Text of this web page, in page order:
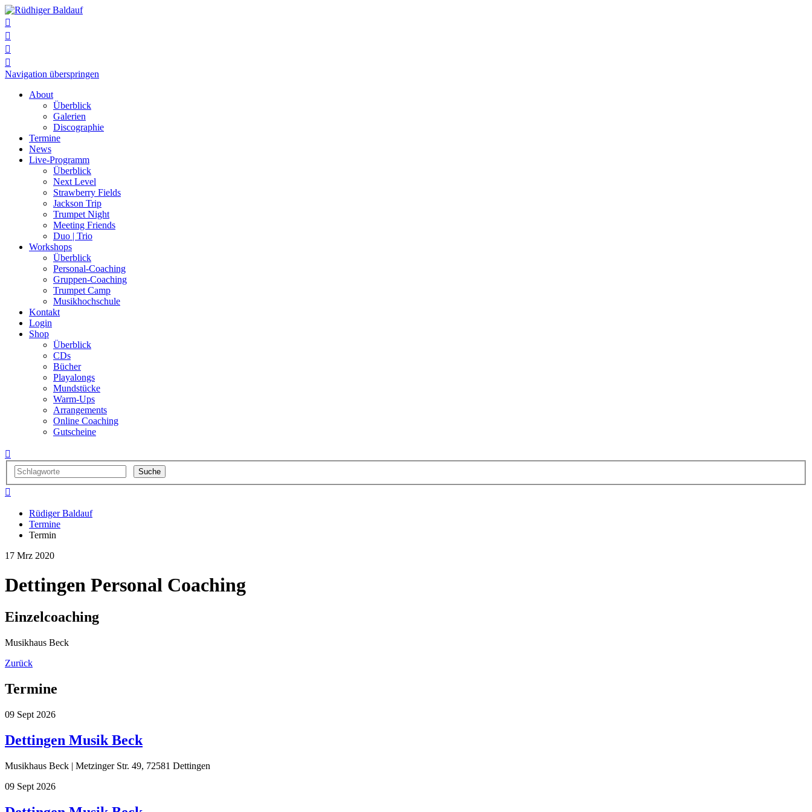




Navigation überspringen
About
Überblick
Galerien
Discographie
Termine
News
Live-Programm
Überblick
Next Level
Strawberry Fields
Jackson Trip
Trumpet Night
Meeting Friends
Duo | Trio
Workshops
Überblick
Personal-Coaching
Gruppen-Coaching
Trumpet Camp
Musikhochschule
Kontakt
Login
Shop
Überblick
CDs
Bücher
Playalongs
Mundstücke
Warm-Ups
Arrangements
Online Coaching
Gutscheine


Rüdiger Baldauf
Termine
Termin
17 Mrz 2020
Dettingen Personal Coaching
Einzelcoaching
Musikhaus Beck
Zurück
Termine
09 Sept 2026
Dettingen Musik Beck
Musikhaus Beck | Metzinger Str. 49, 72581 Dettingen
09 Sept 2026